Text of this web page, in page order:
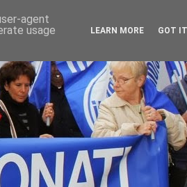
agent
usage
LEARN MORE GOT IT